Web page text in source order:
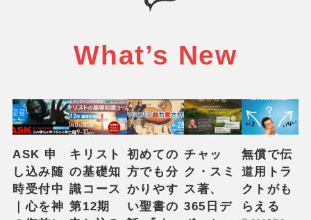
What’s New
ASK 申
し込み随
時受付中
｜心を神
キリスト
の基礎知
識コース
第12期
初めての
方でも分
かりやす
い聖書の
チャッ
ク・スミ
ス著、
365日デ
無償で伝
道用トラ
クトがも
らえる